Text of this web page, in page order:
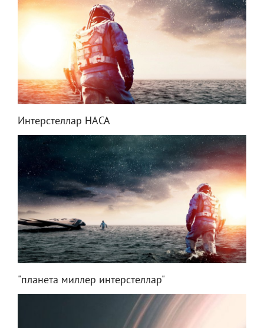
Интерстеллар НАСА
"планета миллер интерстеллар"